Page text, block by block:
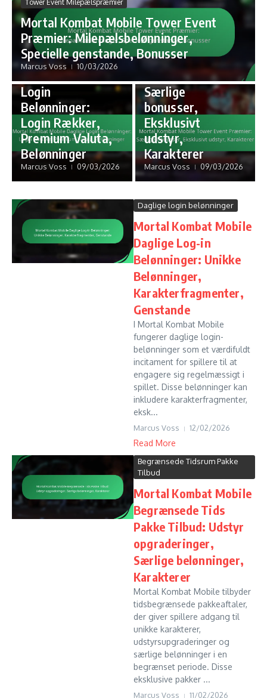
Tower Event Milepælspræmier
Mortal Kombat Mobile Tower Event
Præmier: Milepælsbelønninger,
Specielle genstande, Bonusser
Marcus Voss 10/03/2026
Daglige login belønninger
Mortal Kombat
Mobile Daglige
Login
Belønninger:
Login Rækker,
Premium Valuta,
Belønninger
Marcus Voss 09/03/2026
Begrænsede Tidsrum Pakke
Tilbud
Mortal Kombat
Mobile Tower
Event Præmier:
Særlige
bonusser,
Eksklusivt
udstyr,
Karakterer
Marcus Voss 09/03/2026
Daglige login belønninger
Mortal Kombat Mobile
Daglige Log-in
Belønninger: Unikke
Belønninger,
Karakterfragmenter,
Genstande
I Mortal Kombat Mobile
fungerer daglige login-
belønninger som et værdifuldt
incitament for spillere til at
engagere sig regelmæssigt i
spillet. Disse belønninger kan
inkludere karakterfragmenter,
eksk...
Marcus Voss 12/02/2026
Read More
Begrænsede Tidsrum Pakke
Tilbud
Mortal Kombat Mobile
Begrænsede Tids
Pakke Tilbud: Udstyr
opgraderinger,
Særlige belønninger,
Karakterer
Mortal Kombat Mobile tilbyder
tidsbegrænsede pakkeaftaler,
der giver spillere adgang til
unikke karakterer,
udstyrsupgraderinger og
særlige belønninger i en
begrænset periode. Disse
eksklusive pakker ...
Marcus Voss 11/02/2026